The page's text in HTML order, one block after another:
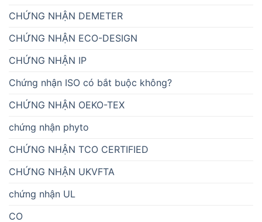
CHỨNG NHẬN DEMETER
CHỨNG NHẬN ECO-DESIGN
CHỨNG NHẬN IP
Chứng nhận ISO có bắt buộc không?
CHỨNG NHẬN OEKO-TEX
chứng nhận phyto
CHỨNG NHẬN TCO CERTIFIED
CHỨNG NHẬN UKVFTA
chứng nhận UL
CO